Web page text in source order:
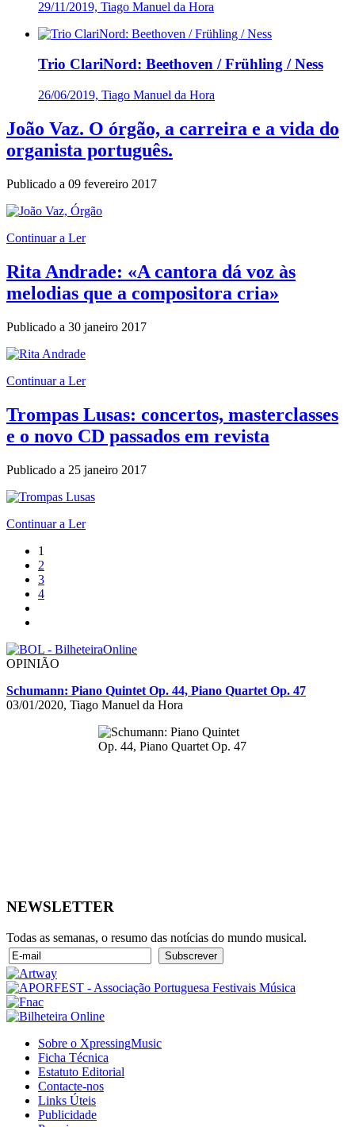
29/11/2019, Tiago Manuel da Hora
Trio ClariNord: Beethoven / Frühling / Ness
26/06/2019, Tiago Manuel da Hora
João Vaz. O órgão, a carreira e a vida do
organista português.
Publicado a 09 fevereiro 2017
Continuar a Ler
Rita Andrade: «A cantora dá voz às
melodias que a compositora cria»
Publicado a 30 janeiro 2017
Continuar a Ler
Trompas Lusas: concertos, masterclasses
e o novo CD passados em revista
Publicado a 25 janeiro 2017
Continuar a Ler
1
2
3
4
OPINIÃO
Schumann: Piano Quintet Op. 44, Piano Quartet Op. 47
03/01/2020, Tiago Manuel da Hora
NEWSLETTER
Todas as semanas, o resumo das notícias do mundo musical.
Sobre o XpressingMusic
Ficha Técnica
Estatuto Editorial
Contacte-nos
Links Úteis
Publicidade